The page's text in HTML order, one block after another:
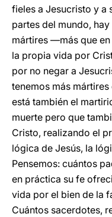
fieles a Jesucristo y a
partes del mundo,
mártires —más que
la propia vida por
por no negar a
tenemos más
está también el
muerte pero que
Cristo, realizando el
lógica de Jesús, la
Pensemos: cuántos
en práctica su fe
vida por el bien de la
Cuántos sacerdotes,